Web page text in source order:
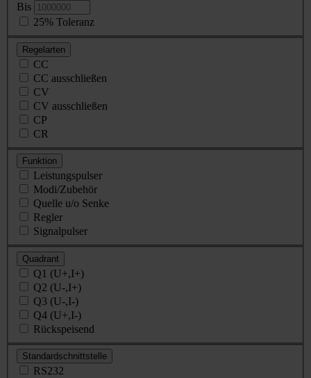
Bis
25% Toleranz
Regelarten
CC
CC ausschließen
CV
CV ausschließen
CP
CR
Funktion
Leistungspulser
Modi/Zubehör
Quelle u/o Senke
Regler
Signalpulser
Quadrant
Q1 (U+,I+)
Q2 (U-,I+)
Q3 (U-,I-)
Q4 (U+,I-)
Rückspeisend
Standardschnittstelle
RS232